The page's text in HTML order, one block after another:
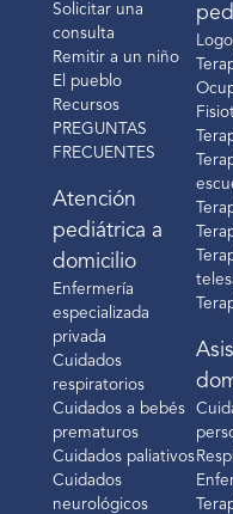
Solicitar una
consulta
Remitir a un niño
El pueblo
Recursos
PREGUNTAS
FRECUENTES
Atención
pediátrica a
domicilio
Enfermería
especializada
privada
Cuidados
respiratorios
Cuidados a bebés
prematuros
Cuidados paliativos
Cuidados
neurológicos